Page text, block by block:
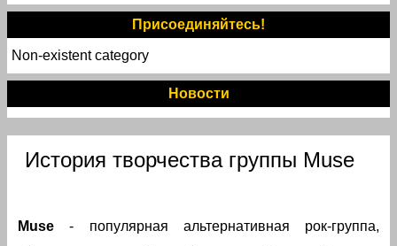
Присоединяйтесь!
Non-existent category
Новости
История творчества группы Muse
Muse - популярная альтернативная рок-группа,